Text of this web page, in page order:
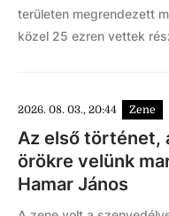
területen megrendezett
közel 25 ezren vettek
2026. 08. 03., 20:44 Zene
Az első történet,
örökre velünk
Hamar János